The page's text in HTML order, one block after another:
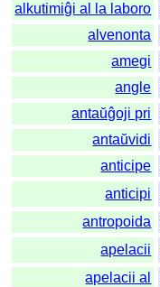
alkutimiĝi al la laboro
alvenonta
amegi
angle
antaŭĝoji pri
antaŭvidi
anticipe
anticipi
antropoida
apelacii
apelacii al